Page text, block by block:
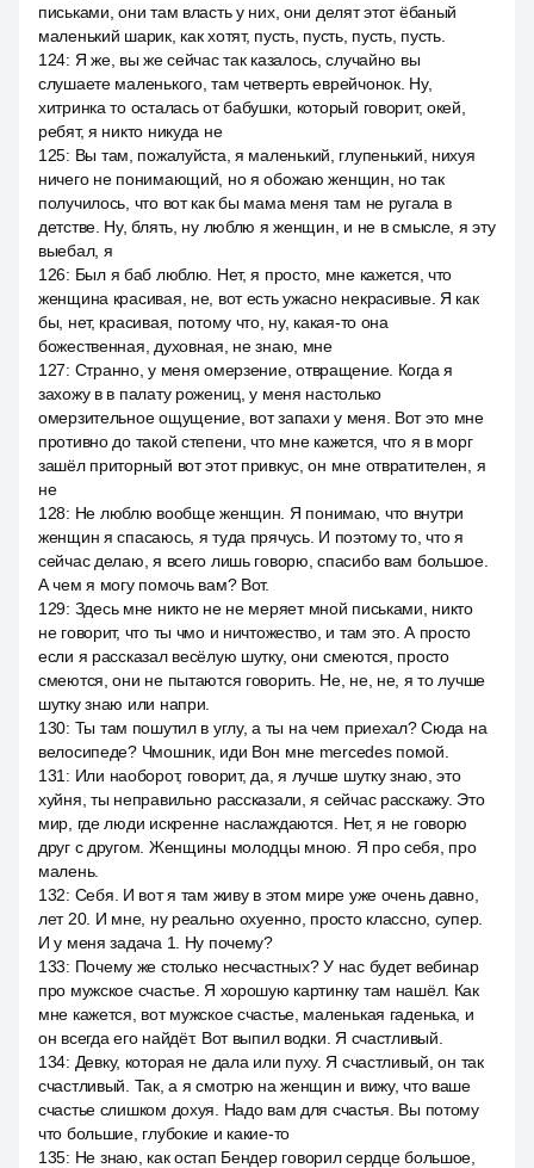
письками, они там власть у них, они делят этот ёбаный
маленький шарик, как хотят, пусть, пусть, пусть, пусть.
124: Я же, вы же сейчас так казалось, случайно вы
слушаете маленького, там четверть еврейчонок. Ну,
хитринка то осталась от бабушки, который говорит, окей,
ребят, я никто никуда не
125: Вы там, пожалуйста, я маленький, глупенький, нихуя
ничего не понимающий, но я обожаю женщин, но так
получилось, что вот как бы мама меня там не ругала в
детстве. Ну, блять, ну люблю я женщин, и не в смысле, я эту
выебал, я
126: Был я баб люблю. Нет, я просто, мне кажется, что
женщина красивая, не, вот есть ужасно некрасивые. Я как
бы, нет, красивая, потому что, ну, какая-то она
божественная, духовная, не знаю, мне
127: Странно, у меня омерзение, отвращение. Когда я
захожу в в палату рожениц, у меня настолько
омерзительное ощущение, вот запахи у меня. Вот это мне
противно до такой степени, что мне кажется, что я в морг
зашёл приторный вот этот привкус, он мне отвратителен, я
не
128: Не люблю вообще женщин. Я понимаю, что внутри
женщин я спасаюсь, я туда прячусь. И поэтому то, что я
сейчас делаю, я всего лишь говорю, спасибо вам большое.
А чем я могу помочь вам? Вот.
129: Здесь мне никто не не меряет мной письками, никто
не говорит, что ты чмо и ничтожество, и там это. А просто
если я рассказал весёлую шутку, они смеются, просто
смеются, они не пытаются говорить. Не, не, не, я то лучше
шутку знаю или напри.
130: Ты там пошутил в углу, а ты на чем приехал? Сюда на
велосипеде? Чмошник, иди Вон мне mercedes помой.
131 : Или наоборот, говорит, да, я лучше шутку знаю, это
хуйня, ты неправильно рассказали, я сейчас расскажу. Это
мир, где люди искренне наслаждаются. Нет, я не говорю
друг с другом. Женщины молодцы мною. Я про себя, про
малень.
132: Себя. И вот я там живу в этом мире уже очень давно,
лет 20. И мне, ну реально охуенно, просто классно, супер.
И у меня задача 1. Ну почему?
133: Почему же столько несчастных? У нас будет вебинар
про мужское счастье. Я хорошую картинку там нашёл. Как
мне кажется, вот мужское счастье, маленькая гаденька, и
он всегда его найдёт. Вот выпил водки. Я счастливый.
134: Девку, которая не дала или пуху. Я счастливый, он так
счастливый. Так, а я смотрю на женщин и вижу, что ваше
счастье слишком дохуя. Надо вам для счастья. Вы потому
что большие, глубокие и какие-то
135: Не знаю, как остап Бендер говорил сердце большое,